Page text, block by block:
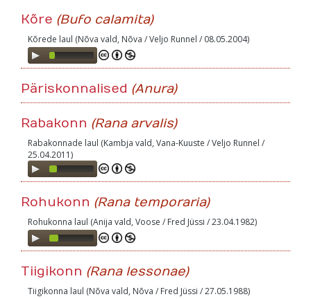
Kõre (Bufo calamita)
Kõrede laul (Nõva vald, Nõva / Veljo Runnel / 08.05.2004)
Audio
Player
Päriskonnalised (Anura)
Rabakonn (Rana arvalis)
Rabakonnade laul (Kambja vald, Vana-Kuuste / Veljo Runnel /
25.04.2011)
Audio
Player
Rohukonn (Rana temporaria)
Rohukonna laul (Anija vald, Voose / Fred Jüssi / 23.04.1982)
Audio
Player
Tiigikonn (Rana lessonae)
Tiigikonna laul (Nõva vald, Nõva / Fred Jüssi / 27.05.1988)